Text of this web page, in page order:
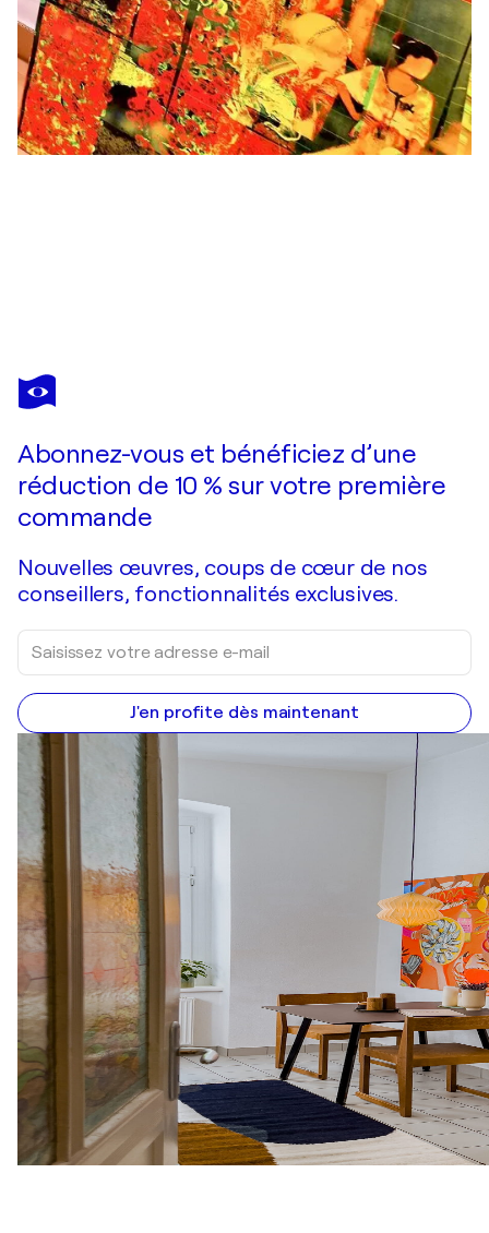
ROXANE STROOBANT
Telegraph Hill
Abonnez-vous et bénéficiez d’une
réduction de 10 % sur votre première
commande
Nouvelles œuvres, coups de cœur de nos
conseillers, fonctionnalités exclusives.
J'en profite dès maintenant